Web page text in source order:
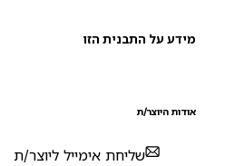
על התבנית הזו
היוצר/ת
שליחת אימייל ליוצר/ת